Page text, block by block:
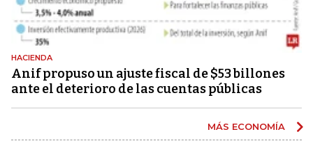
HACIENDA
Anif propuso un ajuste fiscal de $53 billones
ante el deterioro de las cuentas públicas
MÁS ECONOMÍA